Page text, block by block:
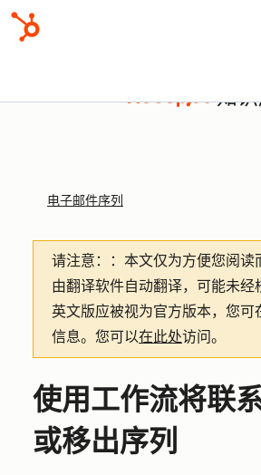
知
电子邮件序列
请注意： ：本文仅为方便您阅读
由翻译软件自动翻译，可能未经
英文版应被视为官方版本，您可
信息。您可以在此处访问。
使用工作流将联
或移出序列